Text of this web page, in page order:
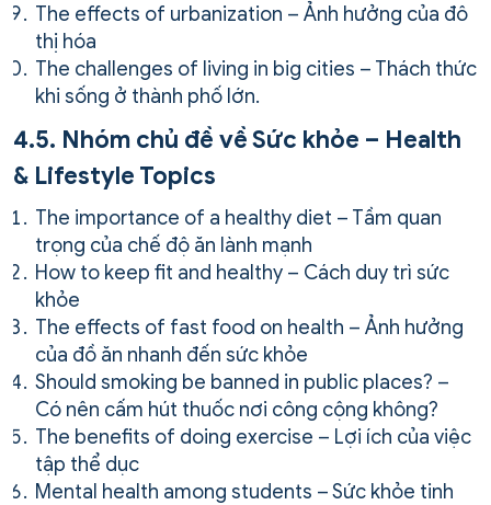
The effects of urbanization – Ảnh hưởng của đô
thị hóa
The challenges of living in big cities – Thách thức
khi sống ở thành phố lớn.
4.5. Nhóm chủ đề về Sức khỏe – Health
& Lifestyle Topics
The importance of a healthy diet – Tầm quan
trọng của chế độ ăn lành mạnh
How to keep fit and healthy – Cách duy trì sức
khỏe
The effects of fast food on health – Ảnh hưởng
của đồ ăn nhanh đến sức khỏe
Should smoking be banned in public places? –
Có nên cấm hút thuốc nơi công cộng không?
The benefits of doing exercise – Lợi ích của việc
tập thể dục
Mental health among students – Sức khỏe tinh